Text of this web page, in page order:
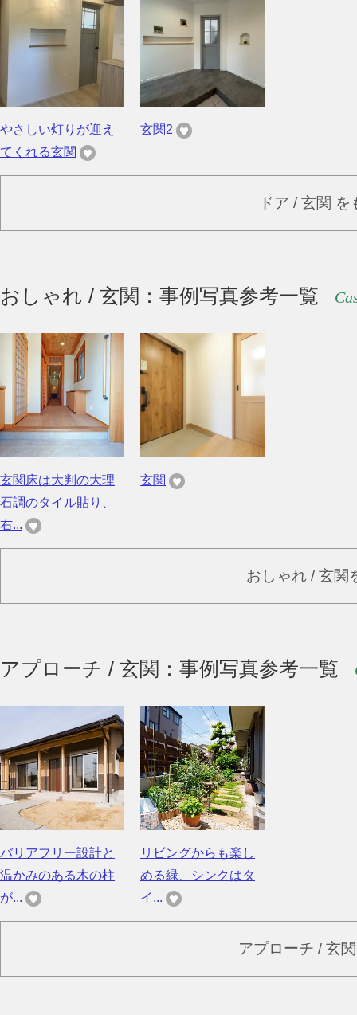
やさしい灯りが迎え
てくれる玄関
玄関2
ドア / 玄関
おしゃれ / 玄関：事例写真参考一覧
玄関床は大判の大理
石調のタイル貼り、
右...
玄関
おしゃれ / 玄関
アプローチ / 玄関：事例写真参考一覧
バリアフリー設計と
温かみのある木の柱
が...
リビングからも楽し
める緑、シンクはタ
イ...
アプローチ / 玄